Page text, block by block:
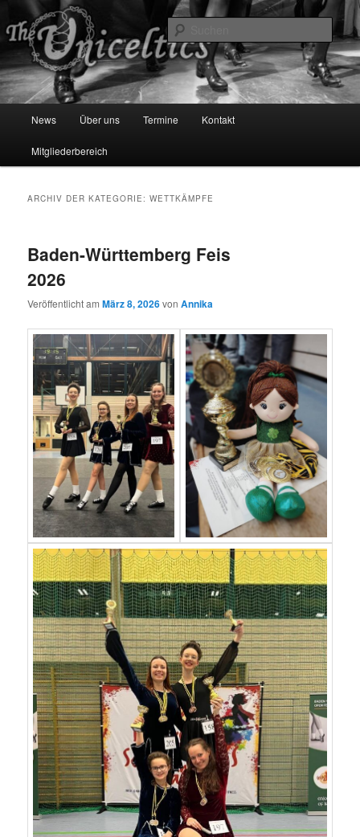
primären
Inhalt
springen
sekundären
Inhalt
springenThe Uniceltics
News Über uns Termine Kontakt
Mitgliederbereich
ARCHIV DER KATEGORIE:WETTKÄMPFE
Baden-Württemberg Feis
2026
Veröffentlicht amMärz 8, 2026vonAnnika